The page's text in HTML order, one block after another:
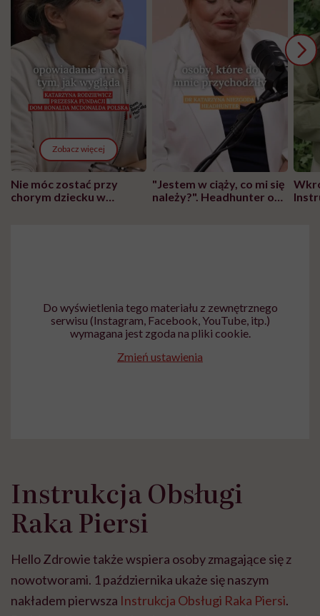
Zobacz więcej
Nie móc zostać przy
chorym dziecku w
"Jestem w ciąży, co mi się
należy?". Headhunter o
Do wyświetlenia tego materiału z zewnętrznego
serwisu (Instagram, Facebook, YouTube, itp.)
wymagana jest zgoda na pliki cookie.
Zmień ustawienia
Instrukcja Obsługi
Raka Piersi
Hello Zdrowie także wspiera osoby zmagające się z
nowotworami. 1 października ukaże się naszym
nakładem pierwsza Instrukcja Obsługi Raka Piersi.